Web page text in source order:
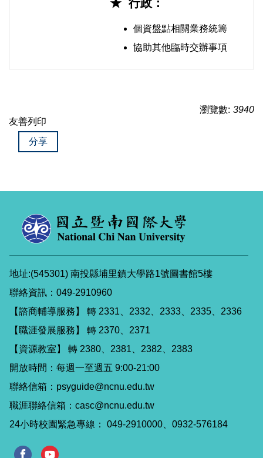
★ 行政：
個資盤點相關業務統籌
協助其他臨時交辦事項
瀏覽數: 3940
友善列印
分享
地址:(545301) 南投縣埔里鎮大學路1號圖書館5樓
聯絡資訊：049-2910960
【諮商輔導服務】 轉 2331、2332、2333、2335、2336
【職涯發展服務】 轉 2370、2371
【資源教室】 轉 2380、2381、2382、2383
開放時間：每週一至週五 9:00-21:00
聯絡信箱：psyguide@ncnu.edu.tw
職涯聯絡信箱：casc@ncnu.edu.tw
24小時校園緊急專線： 049-2910000、0932-576184